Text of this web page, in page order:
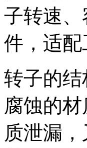
子转速
件，适
转子的
腐蚀的
质泄漏